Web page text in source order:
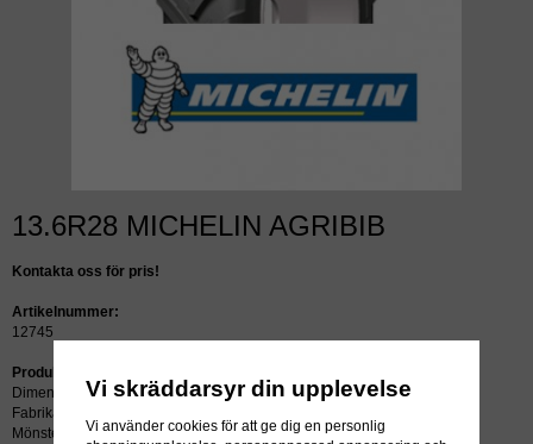
13.6R28 MICHELIN AGRIBIB
Kontakta oss för pris!
Artikelnummer:
12745
Produktbeskrivning:
Dimension: 13.6R28
Fabrikat: MICHELIN
Mönster: AGRIBIB
Vi skräddarsyr din upplevelse
Vi använder cookies för att ge dig en personlig